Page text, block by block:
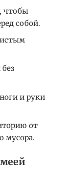
чтобы
собой.
и руки
от
мусора.